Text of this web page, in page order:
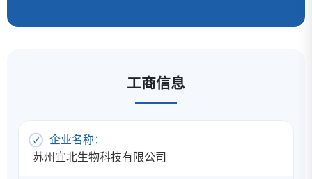
工商信息
企业名称：
苏州宜北生物科技有限公司